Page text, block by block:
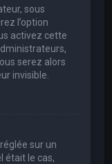
sous
l’option
activez cette
serez alors
invisible.
sur un
était le cas,